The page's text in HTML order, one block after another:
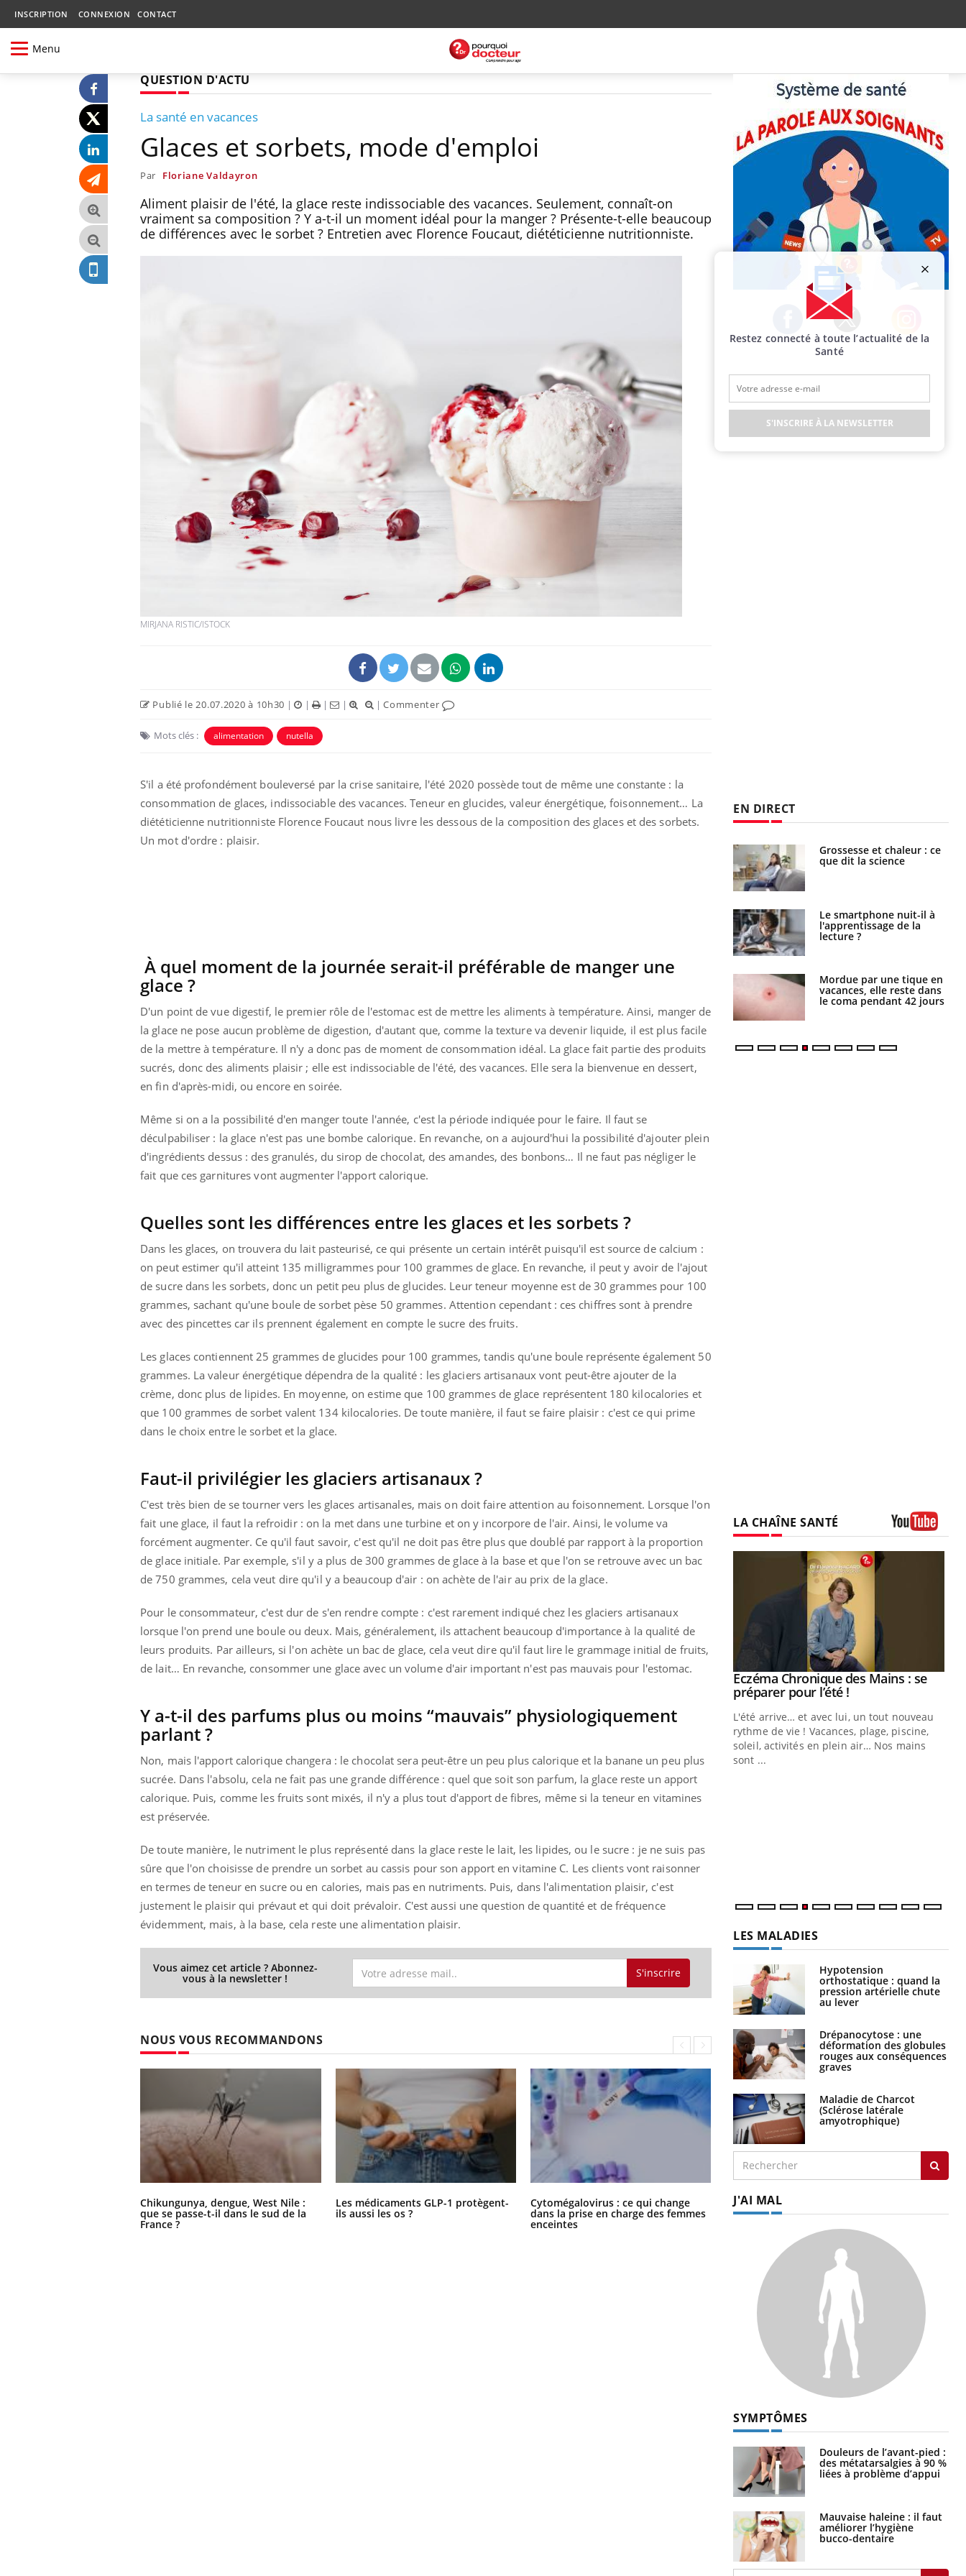
INSCRIPTION CONNEXION CONTACT
Menu
QUESTION D'ACTU
La santé en vacances
Glaces et sorbets, mode d'emploi
Par Floriane Valdayron
Aliment plaisir de l'été, la glace reste indissociable des vacances. Seulement, connaît-on
vraiment sa composition ? Y a-t-il un moment idéal pour la manger ? Présente-t-elle beaucoup
de différences avec le sorbet ? Entretien avec Florence Foucaut, diététicienne nutritionniste.
MIRJANA RISTIC/ISTOCK
Publié le 20.07.2020 à 10h30 | | | | |Commenter
Mots clés : alimentation nutella
S'il a été profondément bouleversé par la crise sanitaire, l'été 2020 possède tout de même une constante : la
consommation de glaces, indissociable des vacances. Teneur en glucides, valeur énergétique, foisonnement… La
diététicienne nutritionniste Florence Foucaut nous livre les dessous de la composition des glaces et des sorbets.
Un mot d'ordre : plaisir.
À quel moment de la journée serait-il préférable de manger une
glace ?
D'un point de vue digestif, le premier rôle de l'estomac est de mettre les aliments à température. Ainsi, manger de
la glace ne pose aucun problème de digestion, d'autant que, comme la texture va devenir liquide, il est plus facile
de la mettre à température. Il n'y a donc pas de moment de consommation idéal. La glace fait partie des produits
sucrés, donc des aliments plaisir ; elle est indissociable de l'été, des vacances. Elle sera la bienvenue en dessert,
en fin d'après-midi, ou encore en soirée.
Même si on a la possibilité d'en manger toute l'année, c'est la période indiquée pour le faire. Il faut se
déculpabiliser : la glace n'est pas une bombe calorique. En revanche, on a aujourd'hui la possibilité d'ajouter plein
d'ingrédients dessus : des granulés, du sirop de chocolat, des amandes, des bonbons… Il ne faut pas négliger le
fait que ces garnitures vont augmenter l'apport calorique.
Quelles sont les différences entre les glaces et les sorbets ?
Dans les glaces, on trouvera du lait pasteurisé, ce qui présente un certain intérêt puisqu'il est source de calcium :
on peut estimer qu'il atteint 135 milligrammes pour 100 grammes de glace. En revanche, il peut y avoir de l'ajout
de sucre dans les sorbets, donc un petit peu plus de glucides. Leur teneur moyenne est de 30 grammes pour 100
grammes, sachant qu'une boule de sorbet pèse 50 grammes. Attention cependant : ces chiffres sont à prendre
avec des pincettes car ils prennent également en compte le sucre des fruits.
Les glaces contiennent 25 grammes de glucides pour 100 grammes, tandis qu'une boule représente également 50
grammes. La valeur énergétique dépendra de la qualité : les glaciers artisanaux vont peut-être ajouter de la
crème, donc plus de lipides. En moyenne, on estime que 100 grammes de glace représentent 180 kilocalories et
que 100 grammes de sorbet valent 134 kilocalories. De toute manière, il faut se faire plaisir : c'est ce qui prime
dans le choix entre le sorbet et la glace.
Faut-il privilégier les glaciers artisanaux ?
C'est très bien de se tourner vers les glaces artisanales, mais on doit faire attention au foisonnement. Lorsque l'on
fait une glace, il faut la refroidir : on la met dans une turbine et on y incorpore de l'air. Ainsi, le volume va
forcément augmenter. Ce qu'il faut savoir, c'est qu'il ne doit pas être plus que doublé par rapport à la proportion
de glace initiale. Par exemple, s'il y a plus de 300 grammes de glace à la base et que l'on se retrouve avec un bac
de 750 grammes, cela veut dire qu'il y a beaucoup d'air : on achète de l'air au prix de la glace.
Pour le consommateur, c'est dur de s'en rendre compte : c'est rarement indiqué chez les glaciers artisanaux
lorsque l'on prend une boule ou deux. Mais, généralement, ils attachent beaucoup d'importance à la qualité de
leurs produits. Par ailleurs, si l'on achète un bac de glace, cela veut dire qu'il faut lire le grammage initial de fruits,
de lait… En revanche, consommer une glace avec un volume d'air important n'est pas mauvais pour l'estomac.
Y a-t-il des parfums plus ou moins “mauvais” physiologiquement
parlant ?
Non, mais l'apport calorique changera : le chocolat sera peut-être un peu plus calorique et la banane un peu plus
sucrée. Dans l'absolu, cela ne fait pas une grande différence : quel que soit son parfum, la glace reste un apport
calorique. Puis, comme les fruits sont mixés, il n'y a plus tout d'apport de fibres, même si la teneur en vitamines
est préservée.
De toute manière, le nutriment le plus représenté dans la glace reste le lait, les lipides, ou le sucre : je ne suis pas
sûre que l'on choisisse de prendre un sorbet au cassis pour son apport en vitamine C. Les clients vont raisonner
en termes de teneur en sucre ou en calories, mais pas en nutriments. Puis, dans l'alimentation plaisir, c'est
justement le plaisir qui prévaut et qui doit prévaloir. C'est aussi une question de quantité et de fréquence
évidemment, mais, à la base, cela reste une alimentation plaisir.
Vous aimez cet article ? Abonnez-
vous à la newsletter ! S'inscrire
NOUS VOUS RECOMMANDONS
Chikungunya, dengue, West Nile :
que se passe-t-il dans le sud de la
France ?
Les médicaments GLP-1 protègent-
ils aussi les os ?
Cytomégalovirus : ce qui change
dans la prise en charge des femmes
enceintes
La sieste empêche-t-elle de dormir
la nuit ?
Facebook Twitter Instagram
EN DIRECT
Chikungunya, dengue,
Cytomégalovirus : ce qui
change dans la prise en
enceintes
Pourquoi votre ventre Pourquoi manger moins
Grossesse et chaleur : ce
que dit la science
Le smartphone nuit-il à
l'apprentissage de la
lecture ?
Mordue par une tique en
vacances, elle reste dans
le coma pendant 42 jours
LA CHAÎNE SANTÉ
Eczéma Chronique des Mains :
Il y a des sujets qui sont faciles à aborder...
d'autres non ! D'un côté, poser des
questions sur la maladie d'un proche c'est
Youtube
Carence en fer : comprendre pour
Fatigue, irritabilité, brouillard mental ou
...
Youtube
Insuline & Charge mentale : et si on
En 2026, l'insuline dans le diabète de type 2
Youtube
Eczéma Chronique des Mains : se
préparer pour l’été !Youtube
L'été arrive… et avec lui, un tout nouveau
rythme de vie ! Vacances, plage, piscine,
soleil, activités en plein air… Nos mains
sont ...
LES MALADIES
Hypotension
orthostatique : quand la
pression artérielle chute
au lever
Drépanocytose : une
déformation des globules
rouges aux conséquences
graves
Maladie de Charcot
(Sclérose latérale
amyotrophique)
J'AI MAL
SYMPTÔMES
Douleurs de l’avant-pied :
des métatarsalgies à 90 %
liées à problème d’appui
Mauvaise haleine : il faut
améliorer l’hygiène
bucco-dentaire
Restez connecté à toute l’actualité de la
Santé
S'INSCRIRE À LA NEWSLETTER